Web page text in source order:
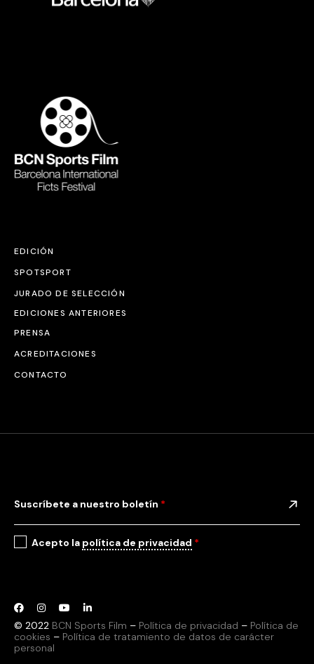
EDICIÓN
SPOTSPORT
JURADO DE SELECCIÓN
EDICIONES ANTERIORES
PRENSA
ACREDITACIONES
CONTACTO
© 2022 BCN Sports Film – Política de privacidad – Política de
cookies – Política de tratamiento de datos de carácter
personal
Suscríbete a nuestro boletín *
Acepto la política de privacidad *